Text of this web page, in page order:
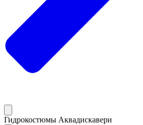
Гидрокостюмы Аквадискавери